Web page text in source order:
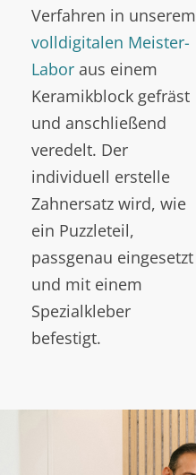
Verfahren in unserem
volldigitalen Meister-
Labor aus einem
Keramikblock gefräst
und anschließend
veredelt. Der
individuell erstelle
Zahnersatz wird, wie
ein Puzzleteil,
passgenau eingesetzt
und mit einem
Spezialkleber
befestigt.